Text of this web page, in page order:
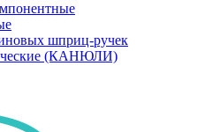
шприц-ручек
(КАНЮЛИ)